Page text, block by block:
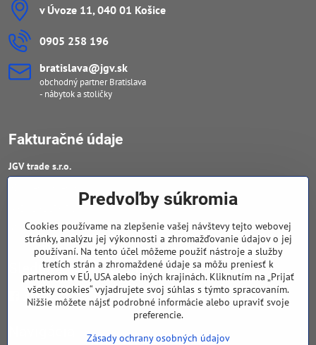
v Úvoze 11, 040 01 Košice
0905 258 196
bratislava​@jgv​.sk
obchodný partner Bratislava
- nábytok a stoličky
Fakturačné údaje
JGV trade s​.r​.o​.
DIČ : 20223652906
IČ DPH : SK 2023652906
Sledujte naše novinky
Facebook
Predvoľby súkromia
Cookies používame na zlepšenie vašej návštevy tejto webovej
stránky, analýzu jej výkonnosti a zhromažďovanie údajov o jej
používaní. Na tento účel môžeme použiť nástroje a služby
tretích strán a zhromaždené údaje sa môžu preniesť k
partnerom v EÚ, USA alebo iných krajinách. Kliknutím na „Prijať
všetky cookies“ vyjadrujete svoj súhlas s týmto spracovaním.
Nižšie môžete nájsť podrobné informácie alebo upraviť svoje
preferencie.
Zásady ochrany osobných údajov